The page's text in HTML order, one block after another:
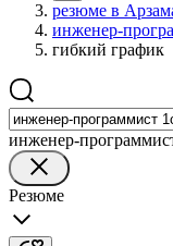
резюме в
инженер-
гибкий график
инженер-
Резюме